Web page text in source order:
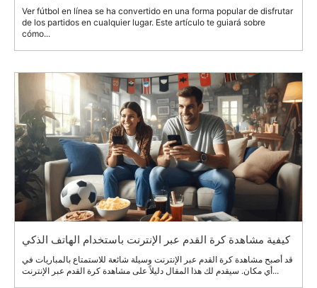
Ver fútbol en línea se ha convertido en una forma popular de disfrutar
de los partidos en cualquier lugar. Este artículo te guiará sobre
cómo...
كيفية مشاهدة كرة القدم عبر الإنترنت باستخدام الهاتف الذكي
قد أصبح مشاهدة كرة القدم عبر الإنترنت وسيلة شائعة للاستمتاع بالمباريات في
أي مكان. سيقدم لك هذا المقال دليلاً على مشاهدة كرة القدم عبر الإنترنت...